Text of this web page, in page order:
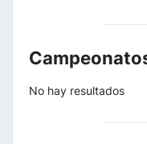
No hay resultados